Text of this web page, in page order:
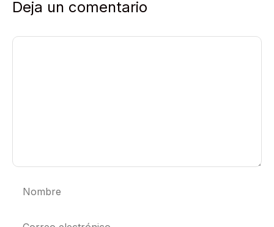
Deja un comentario
Comentario